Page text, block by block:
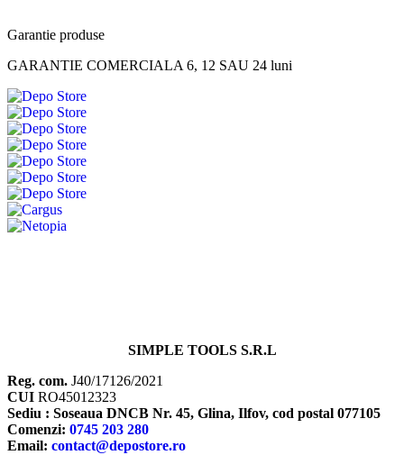
Garantie produse
GARANTIE COMERCIALA 6, 12 SAU 24 luni
SIMPLE TOOLS S.R.L
Reg. com. J40/17126/2021
CUI RO45012323
Sediu : Soseaua DNCB Nr. 45, Glina, Ilfov, cod postal 077105
Comenzi: 0745 203 280
Email: contact@depostore.ro